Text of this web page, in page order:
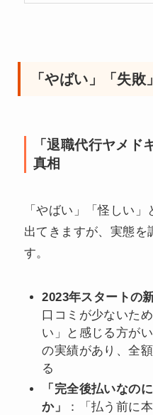
「やばい」「失
「退職代行ヤメド
真相
「やばい」「怪しい
出てきますが、実態を
す。
2023年スタートの
口コミが少ないた
い」と感じる方が
の実績があり、全
る
「完全後払いなの
か」
：「払う前に